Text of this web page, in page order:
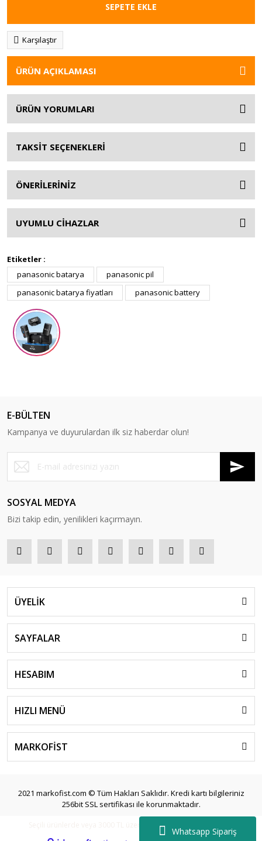
Whatsapp Sipariş
SEPETE EKLE
Karşılaştır
ÜRÜN AÇIKLAMASI
ÜRÜN YORUMLARI
TAKSİT SEÇENEKLERİ
ÖNERİLERİNİZ
UYUMLU CİHAZLAR
Etiketler :
panasonic batarya
panasonic pil
panasonic batarya fiyatları
panasonic battery
E-BÜLTEN
Kampanya ve duyurulardan ilk siz haberdar olun!
SOSYAL MEDYA
Bizi takip edin, yenilikleri kaçırmayın.
ÜYELİK
SAYFALAR
HESABIM
HIZLI MENÜ
MARKOFİST
2021 markofist.com © Tüm Hakları Saklıdır. Kredi kartı bilgileriniz
256bit SSL sertifikası ile korunmaktadır.
Seçili ürünlerde veya 3000 TL üzeri siparişlerde ücretsiz kargo.